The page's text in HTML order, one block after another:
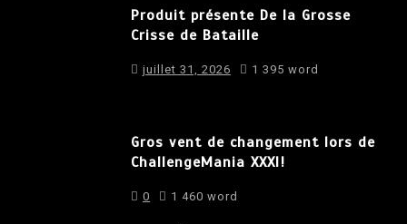
Produit présente De la Grosse
Crisse de Bataille
juillet 31, 2026 1 395 word
Gros vent de changement lors de
ChallengeMania XXXI!
0 1 460 word